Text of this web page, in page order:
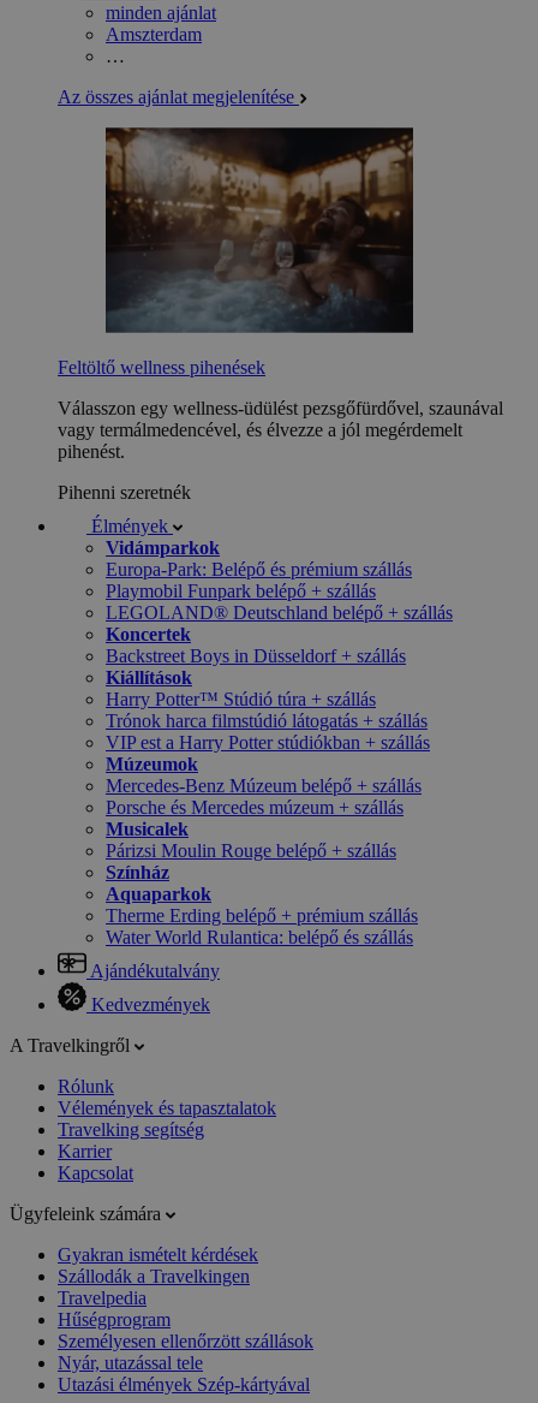
minden ajánlat
Amszterdam
…
Az összes ajánlat megjelenítése
Feltöltő wellness pihenések
Válasszon egy wellness-üdülést pezsgőfürdővel, szaunával
vagy termálmedencével, és élvezze a jól megérdemelt
pihenést.
Pihenni szeretnék
Élmények
Vidámparkok
Europa-Park: Belépő és prémium szállás
Playmobil Funpark belépő + szállás
LEGOLAND® Deutschland belépő + szállás
Koncertek
Backstreet Boys in Düsseldorf + szállás
Kiállítások
Harry Potter™ Stúdió túra + szállás
Trónok harca filmstúdió látogatás + szállás
VIP est a Harry Potter stúdiókban + szállás
Múzeumok
Mercedes-Benz Múzeum belépő + szállás
Porsche és Mercedes múzeum + szállás
Musicalek
Párizsi Moulin Rouge belépő + szállás
Színház
Aquaparkok
Therme Erding belépő + prémium szállás
Water World Rulantica: belépő és szállás
Ajándékutalvány
Kedvezmények
A Travelkingről
Rólunk
Vélemények és tapasztalatok
Travelking segítség
Karrier
Kapcsolat
Ügyfeleink számára
Gyakran ismételt kérdések
Szállodák a Travelkingen
Travelpedia
Hűségprogram
Személyesen ellenőrzött szállások
Nyár, utazással tele
Utazási élmények Szép-kártyával